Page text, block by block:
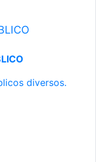
diversos.